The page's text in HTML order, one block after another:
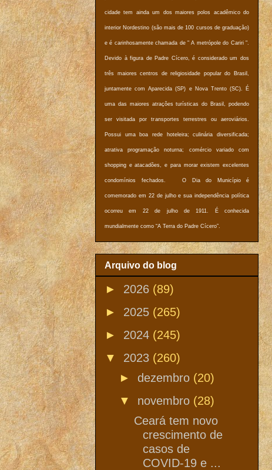
cidade tem ainda um dos maiores polos acadêmico do
interior Nordestino (são mais de 100 cursos de graduação)
e é carinhosamente chamada de " A metrópole do Cariri ".
Devido à figura de Padre Cícero, é considerado um dos
três maiores centros de religiosidade popular do Brasil,
juntamente com Aparecida (SP) e Nova Trento (SC). É
uma das maiores atrações turísticas do Brasil, podendo
ser visitada por transportes terrestres ou aeroviários.
Possui uma boa rede hoteleira; culinária diversificada;
atrativa programação noturna; comércio variado com
shopping e atacadões, e para morar existem excelentes
condomínios fechados. O Dia do Município é
comemorado em 22 de julho e sua independência política
ocorreu em 22 de julho de 1911. É conhecida
mundialmente como “A Terra do Padre Cícero”.
Arquivo do blog
► 2026 (89)
► 2025 (265)
► 2024 (245)
▼ 2023 (260)
► dezembro (20)
▼ novembro (28)
Ceará tem novo
crescimento de
casos de
COVID-19 e ...